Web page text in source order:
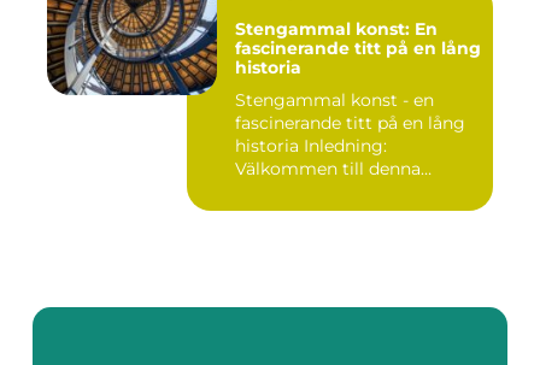
Stengammal konst: En
fascinerande titt på en lång
historia
Stengammal konst - en
fascinerande titt på en lång
historia Inledning:
Välkommen till denna